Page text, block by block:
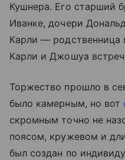
Кушнера. Его старший
Иванке, дочери
Карли — родственница
Карли и Джошуа
Торжество прошло в
было камерным, но вот
скромным точно не
поясом, кружевом и
был создан по